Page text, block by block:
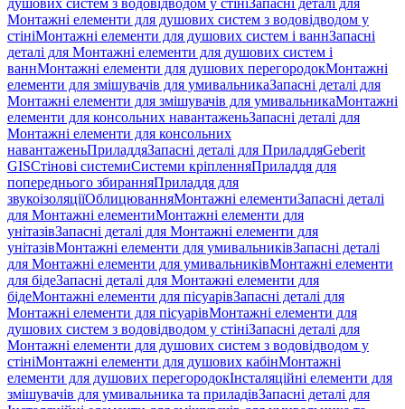
душових систем з водовідводом у стініЗапасні деталі для
Монтажні елементи для душових систем з водовідводом у
стініМонтажні елементи для душових систем і ваннЗапасні
деталі для Монтажні елементи для душових систем і
ваннМонтажні елементи для душових перегородокМонтажні
елементи для змішувачів для умивальникаЗапасні деталі для
Монтажні елементи для змішувачів для умивальникаМонтажні
елементи для консольних навантаженьЗапасні деталі для
Монтажні елементи для консольних
навантаженьПриладдяЗапасні деталі для ПриладдяGeberit
GISСтінові системиСистеми кріпленняПриладдя для
попереднього збиранняПриладдя для
звукоізоляціїОблицюванняМонтажні елементиЗапасні деталі
для Монтажні елементиМонтажні елементи для
унітазівЗапасні деталі для Монтажні елементи для
унітазівМонтажні елементи для умивальниківЗапасні деталі
для Монтажні елементи для умивальниківМонтажні елементи
для бідеЗапасні деталі для Монтажні елементи для
бідеМонтажні елементи для пісуарівЗапасні деталі для
Монтажні елементи для пісуарівМонтажні елементи для
душових систем з водовідводом у стініЗапасні деталі для
Монтажні елементи для душових систем з водовідводом у
стініМонтажні елементи для душових кабінМонтажні
елементи для душових перегородокІнсталяційні елементи для
змішувачів для умивальника та приладівЗапасні деталі для